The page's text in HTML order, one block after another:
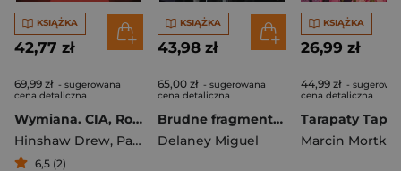
KSIĄŻKA
42,77 zł
69,99 zł - sugerowana
cena detaliczna
Wymiana. CIA, Rosja Putina i tajne gry wywiadów
Hinshaw Drew, Parkinson Joe
6,5 (2)
KSIĄŻKA
43,98 zł
65,00 zł - sugerowana
cena detaliczna
Brudne fragmenty gry. Jak sportswashing, chciwość i korupcja przejęły współczesny futbol
Delaney Miguel
KSIĄŻKA
26,99 zł
44,99 zł -
cena detaliczna
Marcin Mortka